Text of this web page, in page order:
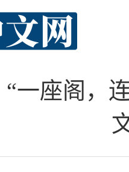
一座阁，